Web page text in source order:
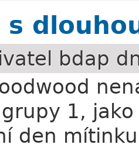
s
bdap
1,
den